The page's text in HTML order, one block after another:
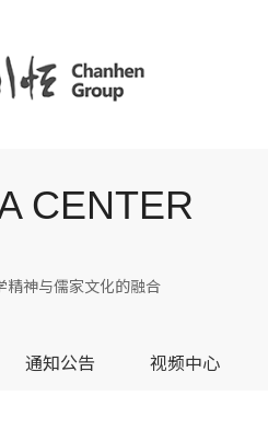
CENTER
精神与儒家文化的融合
通知公告 视频中心